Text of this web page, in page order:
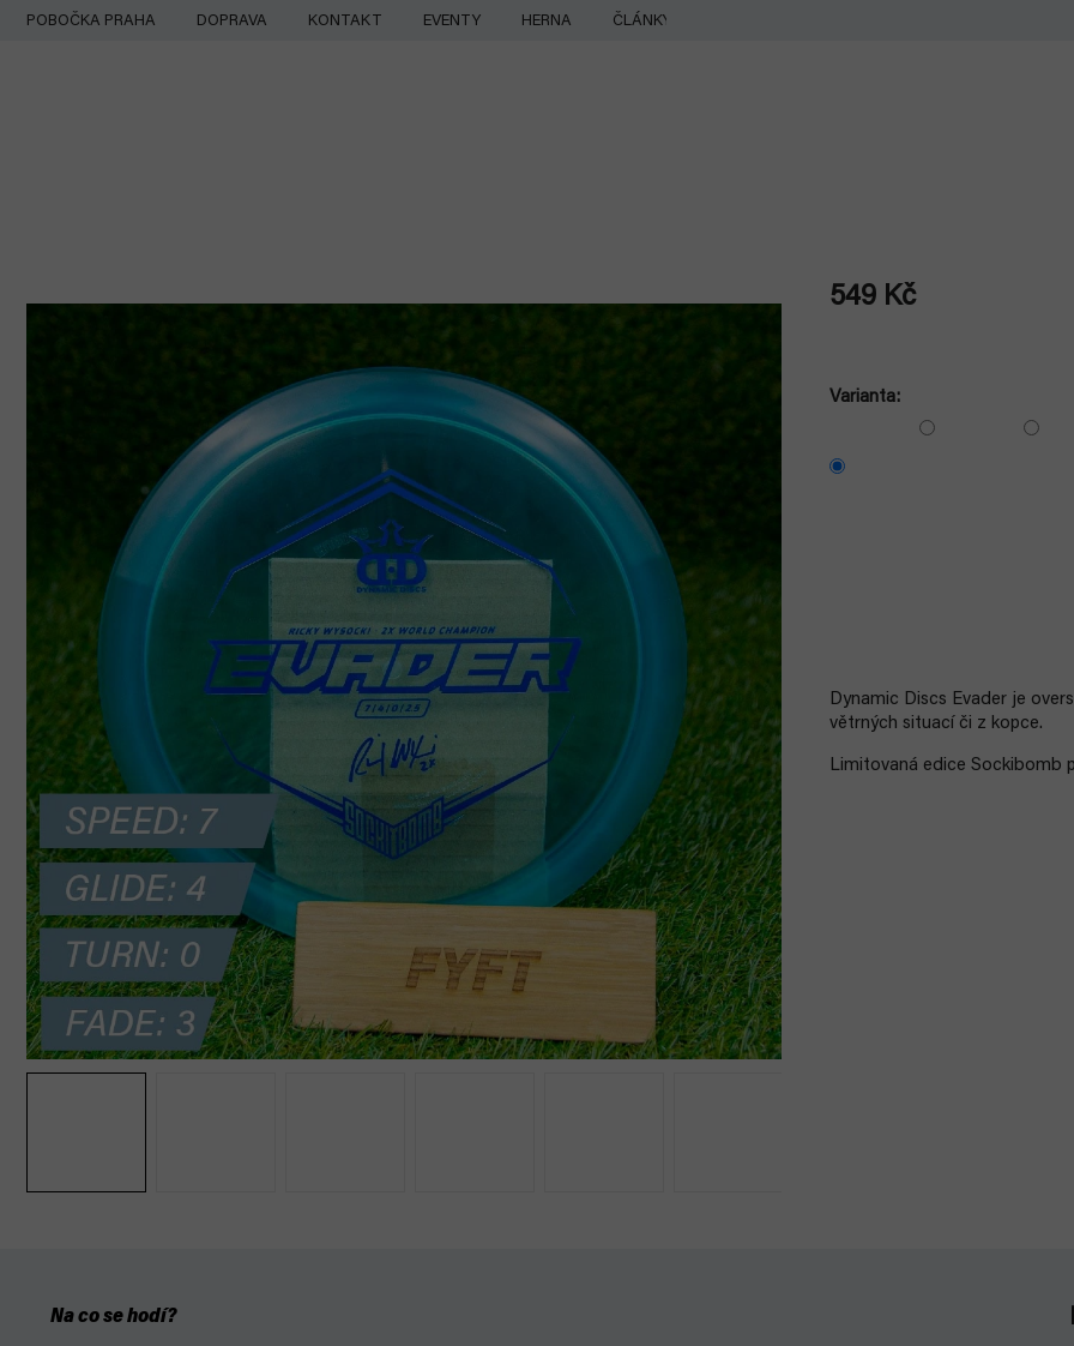
Přejít
POBOČKA PRAHA DOPRAVA KONTAKT EVENTY HERNA ČLÁNKY
549 Kč
Varianta
Dynamic Discs Evader je
větrných situací či z kopce.
Limitovaná edice Sockibomb
Na co se hodí?